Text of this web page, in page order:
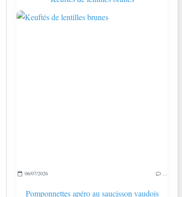
06/07/2026 …
Pomponnettes apéro au saucisson vaudois